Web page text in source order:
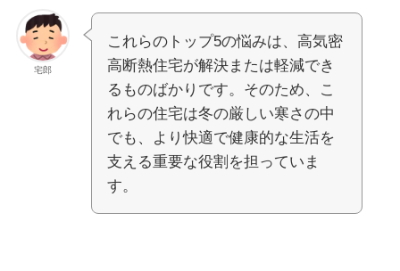
宅郎
これらのトップ5の悩みは、高気密
高断熱住宅が解決または軽減でき
るものばかりです。そのため、こ
れらの住宅は冬の厳しい寒さの中
でも、より快適で健康的な生活を
支える重要な役割を担っていま
す。